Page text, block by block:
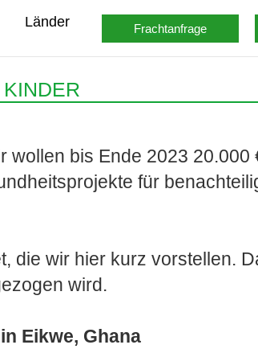
Länder
Frachtanfrage
wollen bis Ende 2023 20.000
für
die wir hier kurz vorstellen.
wird.
Eikwe, Ghana